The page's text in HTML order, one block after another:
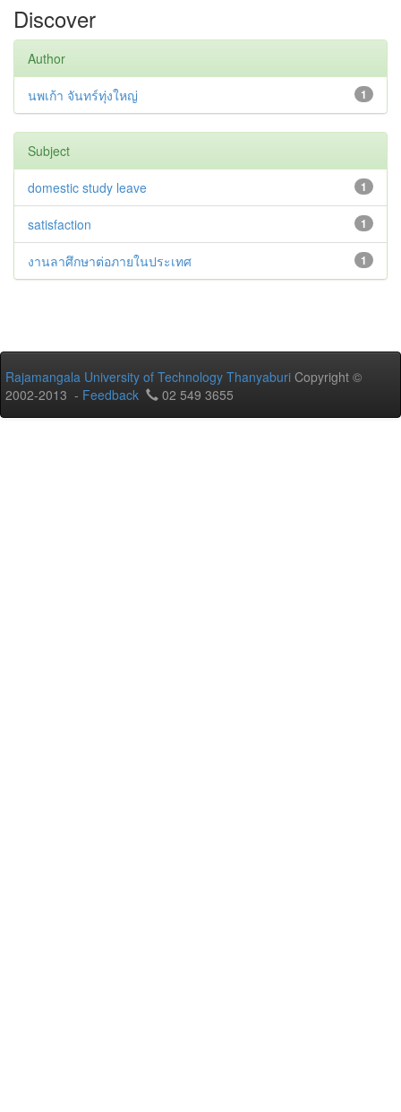
Discover
Author
1
นพเก้า จันทร์ทุ่งใหญ่
Subject
1
domestic study leave
1
satisfaction
1
งานลาศึกษาต่อภายในประเทศ
Rajamangala University of Technology Thanyaburi Copyright ©
2002-2013 - Feedback 02 549 3655